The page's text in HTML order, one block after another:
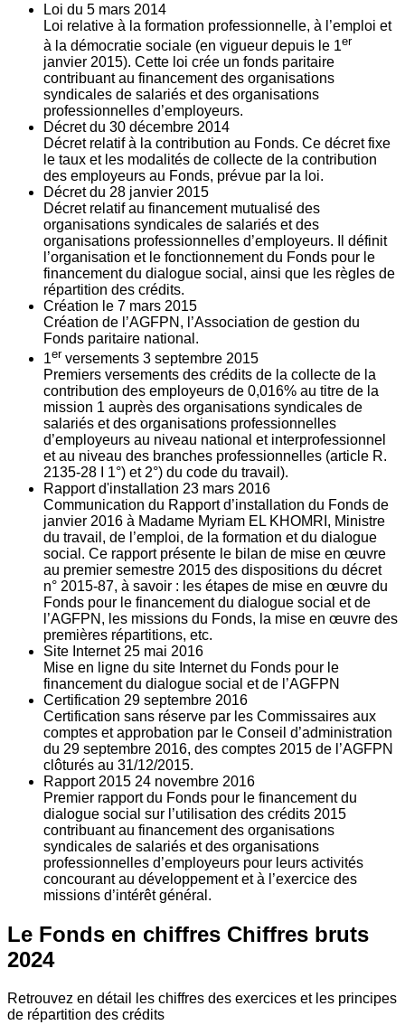
Loi du 5 mars 2014
Loi relative à la formation professionnelle, à l’emploi et
à la démocratie sociale (en vigueur depuis le 1er
janvier 2015). Cette loi crée un fonds paritaire
contribuant au financement des organisations
syndicales de salariés et des organisations
professionnelles d’employeurs.
Décret du 30 décembre 2014
Décret relatif à la contribution au Fonds. Ce décret fixe
le taux et les modalités de collecte de la contribution
des employeurs au Fonds, prévue par la loi.
Décret du 28 janvier 2015
Décret relatif au financement mutualisé des
organisations syndicales de salariés et des
organisations professionnelles d’employeurs. Il définit
l’organisation et le fonctionnement du Fonds pour le
financement du dialogue social, ainsi que les règles de
répartition des crédits.
Création le 7 mars 2015
Création de l’AGFPN, l’Association de gestion du
Fonds paritaire national.
1er versements 3 septembre 2015
Premiers versements des crédits de la collecte de la
contribution des employeurs de 0,016% au titre de la
mission 1 auprès des organisations syndicales de
salariés et des organisations professionnelles
d’employeurs au niveau national et interprofessionnel
et au niveau des branches professionnelles (article R.
2135‐28 I 1°) et 2°) du code du travail).
Rapport d'installation 23 mars 2016
Communication du Rapport d’installation du Fonds de
janvier 2016 à Madame Myriam EL KHOMRI, Ministre
du travail, de l’emploi, de la formation et du dialogue
social. Ce rapport présente le bilan de mise en œuvre
au premier semestre 2015 des dispositions du décret
n° 2015-87, à savoir : les étapes de mise en œuvre du
Fonds pour le financement du dialogue social et de
l’AGFPN, les missions du Fonds, la mise en œuvre des
premières répartitions, etc.
Site Internet 25 mai 2016
Mise en ligne du site Internet du Fonds pour le
financement du dialogue social et de l’AGFPN
Certification 29 septembre 2016
Certification sans réserve par les Commissaires aux
comptes et approbation par le Conseil d’administration
du 29 septembre 2016, des comptes 2015 de l’AGFPN
clôturés au 31/12/2015.
Rapport 2015 24 novembre 2016
Premier rapport du Fonds pour le financement du
dialogue social sur l’utilisation des crédits 2015
contribuant au financement des organisations
syndicales de salariés et des organisations
professionnelles d’employeurs pour leurs activités
concourant au développement et à l’exercice des
missions d’intérêt général.
Le Fonds en chiffres Chiffres bruts
2024
Retrouvez en détail les chiffres des exercices et les principes
de répartition des crédits